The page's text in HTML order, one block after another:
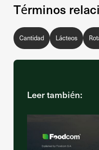
Términos
Cantidad Lácteos
Leer también: